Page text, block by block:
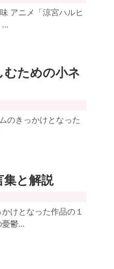
アニメ「涼宮ハルヒ
むための小ネ
のきっかけとなった
集と解説
けとなった作品の１
鬱...